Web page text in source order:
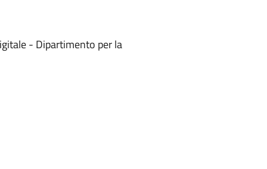
- Dipartimento per la